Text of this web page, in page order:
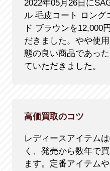
2022年05月26日に
ル 毛皮コート ロング
ド ブラウンを12,000
だきました。やや使
態の良い商品であっ
ていただきました。
高価買取のコツ
レディースアイテム
く、発売から数年で
ます。定番アイテム